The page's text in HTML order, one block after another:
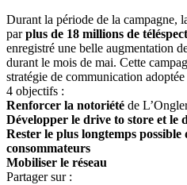
Durant la période de la campagne,
parplus de 18 millions de
enregistré une belle augmentation
durant le mois de mai. Cette
stratégie de communication
4 objectifs :
Renforcer la notoriété de
Développer le drive to store et le
Rester le plus longtemps possible
consommateurs
Mobiliser le réseau
Partager sur :